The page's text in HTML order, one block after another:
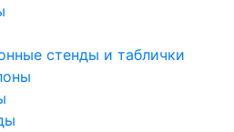
стенды и таблички